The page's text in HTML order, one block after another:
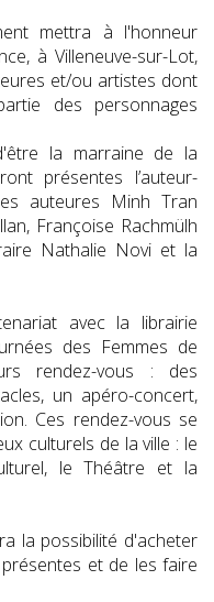
mettra à l'honneur
à Villeneuve-sur-Lot,
et/ou artistes dont
des personnages
la marraine de la
présentes l’auteur-
auteures Minh Tran
Françoise Rachmülh
Nathalie Novi et la
avec la librairie
des Femmes de
rendez-vous : des
un apéro-concert,
Ces rendez-vous se
culturels de la ville : le
le Théâtre et la
la possibilité d'acheter
et de les faire